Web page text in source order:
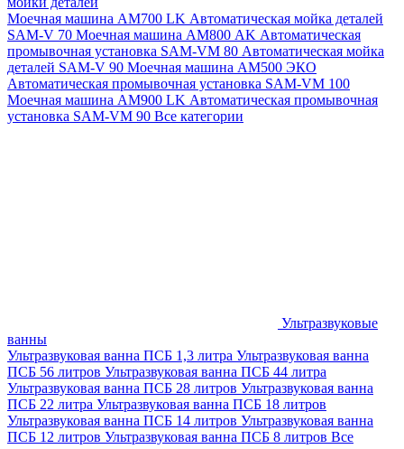
Моечная машина AM700 LK Автоматическая мойка деталей
SAM-V 70 Моечная машина АМ800 AK Автоматическая
промывочная установка SAM-VM 80 Автоматическая мойка
деталей SAM-V 90 Моечная машина АМ500 ЭКО
Автоматическая промывочная установка SAM-VM 100
Моечная машина AM900 LK Автоматическая промывочная
установка SAM-VM 90 Все категории
Ультразвуковые
ванны
Ультразвуковая ванна ПСБ 1,3 литра Ультразвуковая ванна
ПСБ 56 литров Ультразвуковая ванна ПСБ 44 литра
Ультразвуковая ванна ПСБ 28 литров Ультразвуковая ванна
ПСБ 22 литра Ультразвуковая ванна ПСБ 18 литров
Ультразвуковая ванна ПСБ 14 литров Ультразвуковая ванна
ПСБ 12 литров Ультразвуковая ванна ПСБ 8 литров Все